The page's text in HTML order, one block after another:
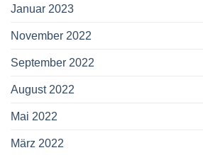
Januar 2023
November 2022
September 2022
August 2022
Mai 2022
März 2022